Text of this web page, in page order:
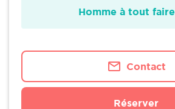
Homme à tout faire
Contact
Réserver